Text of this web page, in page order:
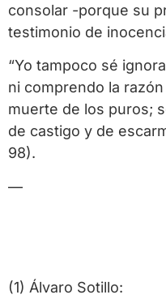
consolar -porque su
testimonio de
“Yo tampoco sé
ni comprendo la
muerte de los puros;
de castigo y de
98).
—
(1) Álvaro Sotillo: